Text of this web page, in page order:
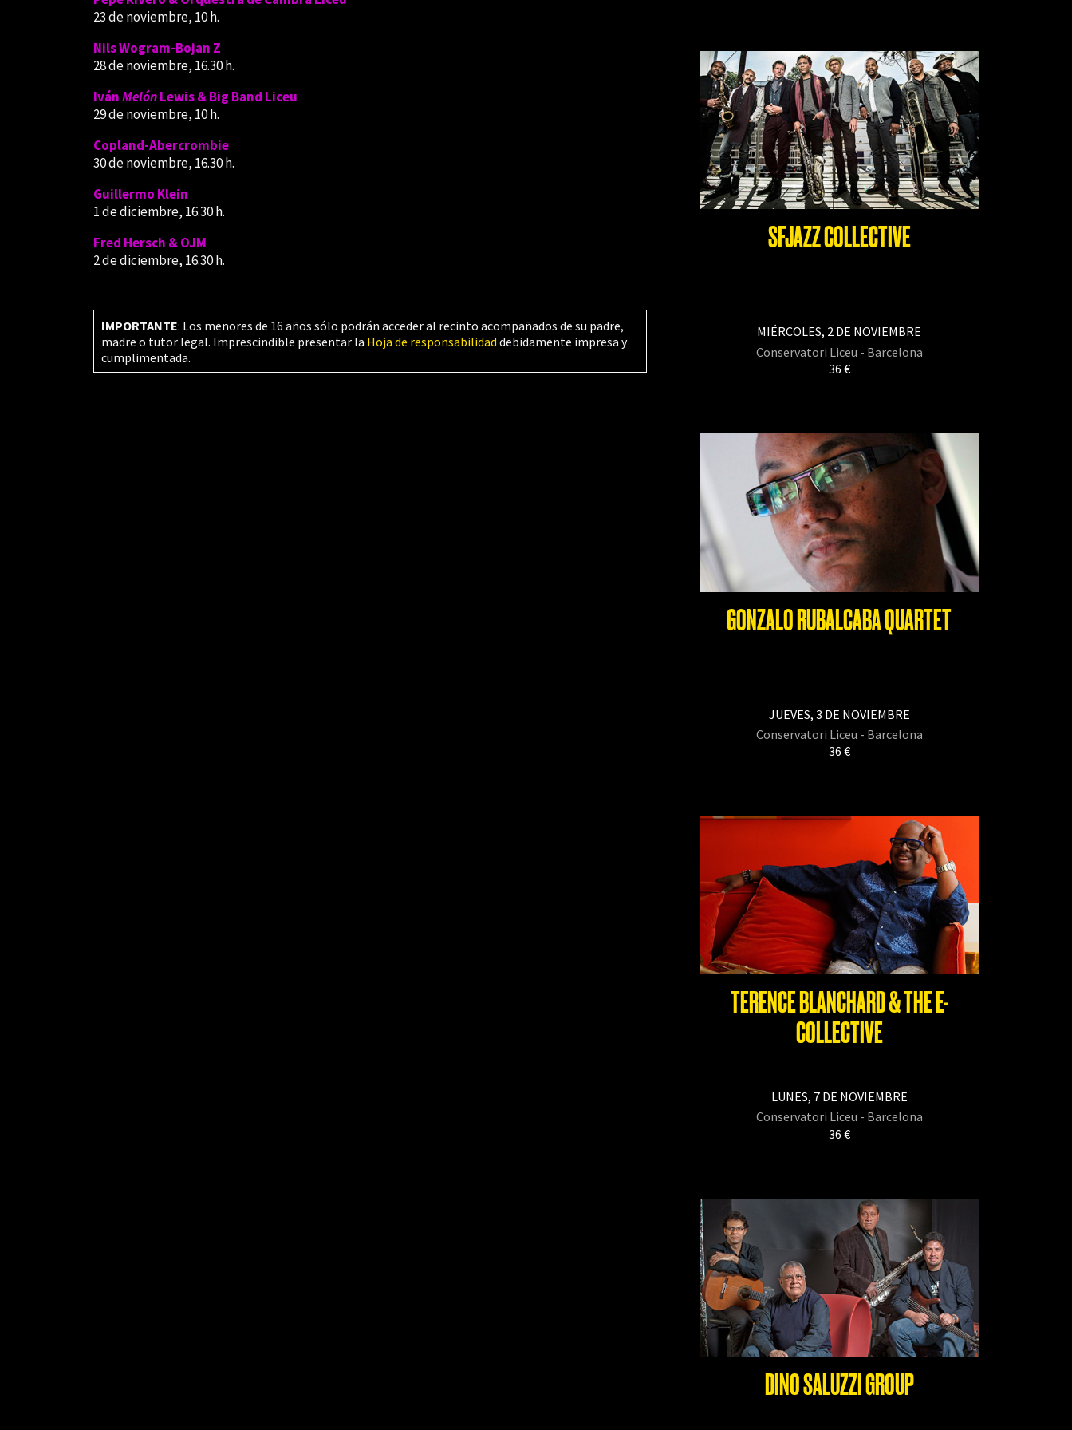
SFJAZZ COLLECTIVE
MIÉRCOLES, 2 DE NOVIEMBRE
Conservatori Liceu - Barcelona
36 €
GONZALO RUBALCABA QUARTET
JUEVES, 3 DE NOVIEMBRE
Conservatori Liceu - Barcelona
36 €
TERENCE BLANCHARD & THE E-
COLLECTIVE
LUNES, 7 DE NOVIEMBRE
Conservatori Liceu - Barcelona
36 €
DINO SALUZZI GROUP
23 de noviembre, 10 h.
Nils Wogram-Bojan Z
28 de noviembre, 16.30 h.
IvánMelónLewis & Big Band Liceu
29 de noviembre, 10 h.
Copland-Abercrombie
30 de noviembre, 16.30 h.
Guillermo Klein
1 de diciembre, 16.30 h.
Fred Hersch & OJM
2 de diciembre, 16.30 h.
IMPORTANTE: Los menores de 16 años sólo podrán acceder al recinto acompañados de su padre,
madre o tutor legal. Imprescindible presentar la Hoja de responsabilidad debidamente impresa y
cumplimentada.